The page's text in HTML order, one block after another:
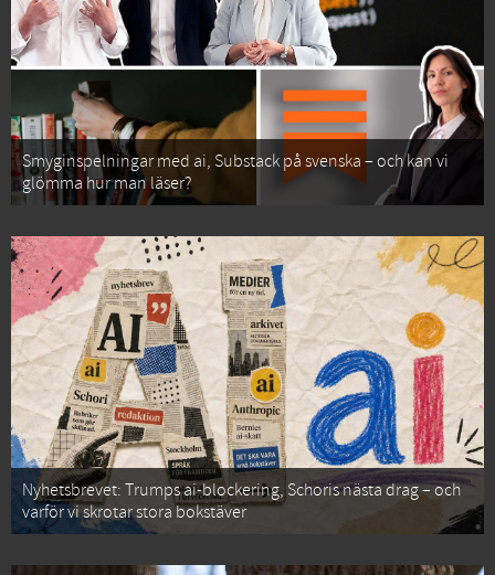
Smyginspelningar med ai, Substack på svenska – och kan vi
glömma hur man läser?
Nyhetsbrevet: Trumps ai-blockering, Schoris nästa drag – och
varför vi skrotar stora bokstäver